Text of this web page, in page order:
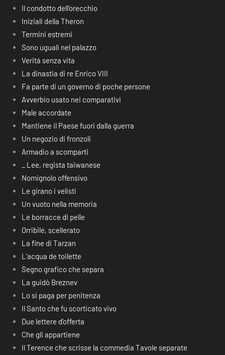
Il condotto dell’orecchio
Iniziali della Theron
Termini estremi
Sono uguali nel palazzo
Verità senza vita
La dinastia di re Enrico VIII
Fa parte di un governo di poche persone
Avverbio usato nei comparativi
Male accordate
Mantiene il Paese fuori dalla guerra
Un negozio di fronzoli
Armadio a scomparti
_ Lee, regista taiwanese
Nomignolo offensivo
Le girano i velisti
Un vuoto nella memoria
Le borracce di pelle
Orribile, scellerato
La fine di Tarzan
L’acqua de toilette
Segno grafico che separa
La guidò Breznev
Lo si paga per penitenza
Il Santo che fu scorticato vivo
Due lettere d’offerta
Che gli appartiene
Il Terence che scrisse la commedia Tavole separate